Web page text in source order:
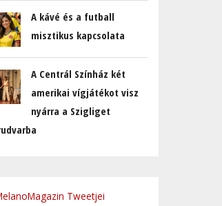
A kávé és a futball
misztikus kapcsolata
A Centrál Színház két
amerikai vígjátékot visz
nyárra a Szigliget
Tweetjei